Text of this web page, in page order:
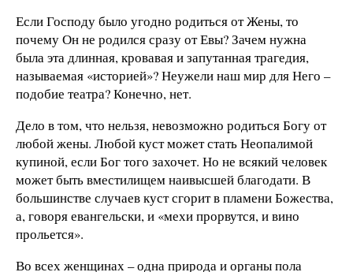
Если Господу было угодно родиться от Жены, то
почему Он не родился сразу от Евы? Зачем нужна
была эта длинная, кровавая и запутанная трагедия,
называемая «историей»? Неужели наш мир для Него –
подобие театра? Конечно, нет.
Дело в том, что нельзя, невозможно родиться Богу от
любой жены. Любой куст может стать Неопалимой
купиной, если Бог того захочет. Но не всякий человек
может быть вместилищем наивысшей благодати. В
большинстве случаев куст сгорит в пламени Божества,
а, говоря евангельски, и «мехи прорвутся, и вино
прольется».
Во всех женщинах – одна природа и органы пола